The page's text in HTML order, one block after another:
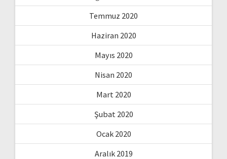
Temmuz 2020
Haziran 2020
Mayıs 2020
Nisan 2020
Mart 2020
Şubat 2020
Ocak 2020
Aralık 2019